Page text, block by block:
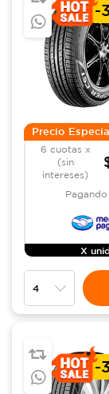
-
Precio
6 cuotas x
(sin
intereses)
X
-